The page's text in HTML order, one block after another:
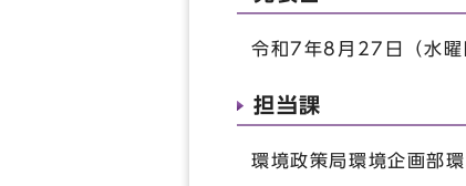
令和7年8月27日（水曜
担当課
環境政策局環境企画部